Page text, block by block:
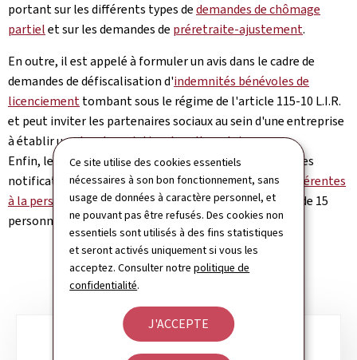
Ce site utilise des cookies essentiels
nécessaires à son bon fonctionnement, sans
usage de données à caractère personnel, et
ne pouvant pas être refusés. Des cookies non
essentiels sont utilisés à des fins statistiques
et seront activés uniquement si vous les
acceptez. Consulter notrepolitique de
confidentialité.
J'ACCEPTE
portant sur les différents types dedemandes de chômage
partielet sur les demandes de préretraite-ajustement.
En outre, il est appelé à formuler un avis dans le cadre de
demandes de défiscalisation d'indemnités bénévoles de
licenciementtombant sous le régime de l'article 115-10 L.I.R.
et peut inviter les partenaires sociaux au sein d'une entreprise
à établir unplan de maintien dans l'emploi.
Enfin, le secrétariat du Comité de Conjoncture reçoit les
notifications delicenciement pour des raisons non inhérentes
à la personne du salariéque chaque entreprise de plus de 15
personnes doit effectuer.